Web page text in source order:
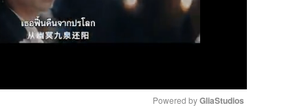
Powered by GliaStudios